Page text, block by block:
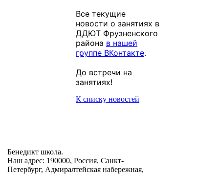
Все текущие
новости о занятиях в
ДДЮТ Фрузненского
района в нашей
группе ВКонтакте.
До встречи на
занятиях!
К списку новостей
Бенедикт школа.
Наш адрес: 190000, Россия, Санкт-
Петербург, Адмиралтейская набережная,